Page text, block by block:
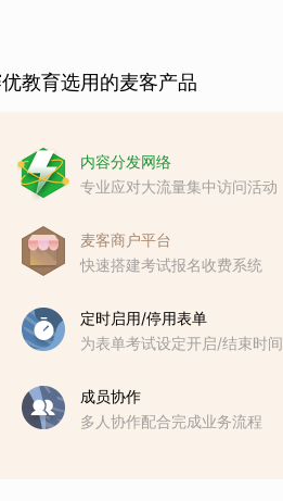
教育选用的麦客产品
内容分发网络
专业应对大流量集中访问活动
麦客商户平台
快速搭建考试报名收费系统
定时启用/停用表单
为表单考试设定开启/结束时间
成员协作
多人协作配合完成业务流程